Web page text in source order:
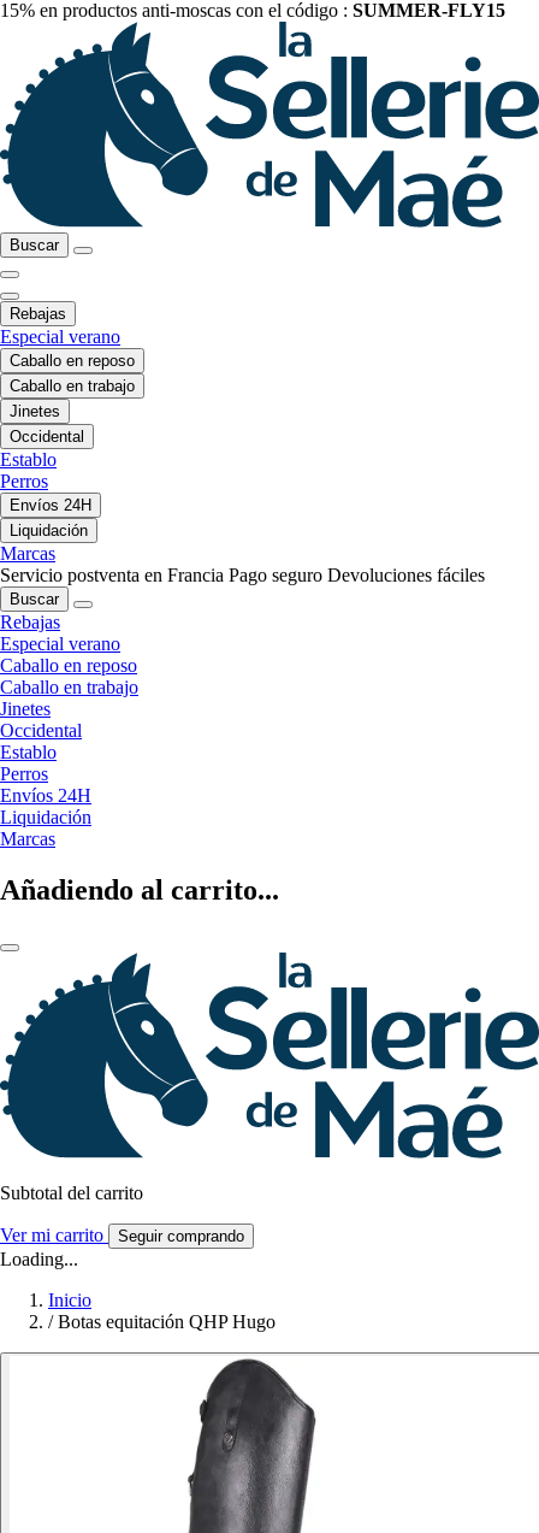
15% en productos anti-moscas con el código : SUMMER-FLY15
Buscar
Rebajas
Especial verano
Caballo en reposo
Caballo en trabajo
Jinetes
Occidental
Establo
Perros
Envíos 24H
Liquidación
Marcas
Servicio postventa en Francia Pago seguro Devoluciones fáciles
Buscar
Rebajas
Especial verano
Caballo en reposo
Caballo en trabajo
Jinetes
Occidental
Establo
Perros
Envíos 24H
Liquidación
Marcas
Añadiendo al carrito...
Subtotal del carrito
Ver mi carrito Seguir comprando
Loading...
Inicio
/ Botas equitación QHP Hugo